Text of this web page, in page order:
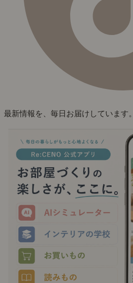
最新情報を、毎日お届けしています。